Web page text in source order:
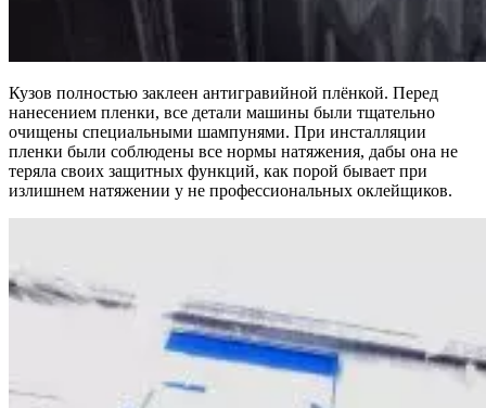
Кузов полностью заклеен антигравийной плёнкой. Перед
нанесением пленки, все детали машины были тщательно
очищены специальными шампунями. При инсталляции
пленки были соблюдены все нормы натяжения, дабы она не
теряла своих защитных функций, как порой бывает при
излишнем натяжении у не профессиональных оклейщиков.